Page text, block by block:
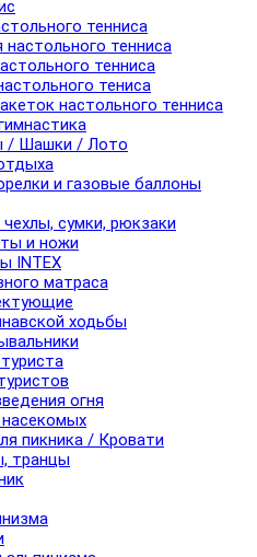
тенниса
настольного тенниса
тенниса
тениса
настольного тенниса
/ Шашки / Лото
и газовые баллоны
сумки, рюкзаки
и ножи
INTEX
матраса
ходьбы
огня
пикника / Кровати
транцы